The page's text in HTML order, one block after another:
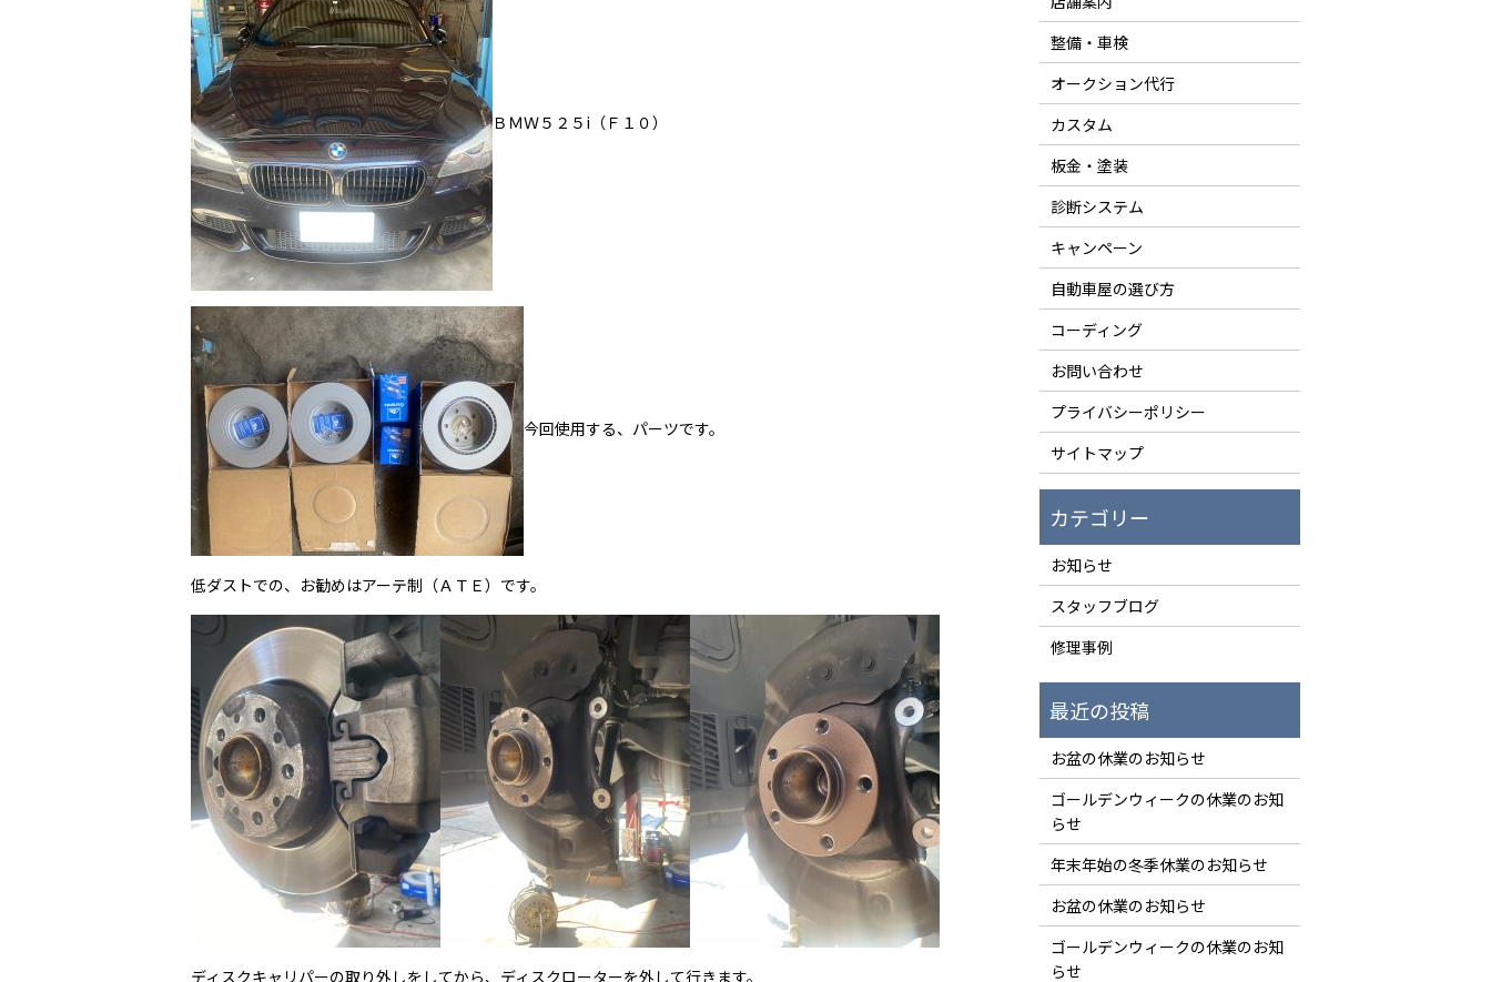
ＢＭＷ５２５i（Ｆ１０）
今回使用する、パーツです。
低ダストでの、お勧めはアーテ制（ＡＴＥ）です。
ディスクキャリパーの取り外しをしてから、ディスクローターを外して行きます。
整備・車検
オークション代行
カスタム
板金・塗装
診断システム
キャンペーン
自動車屋の選び方
コーディング
お問い合わせ
プライバシーポリシー
サイトマップ
お知らせ
スタッフブログ
修理事例
お盆の休業のお知らせ
ゴールデンウィークの休業のお知
らせ
年末年始の冬季休業のお知らせ
お盆の休業のお知らせ
ゴールデンウィークの休業のお知
らせ